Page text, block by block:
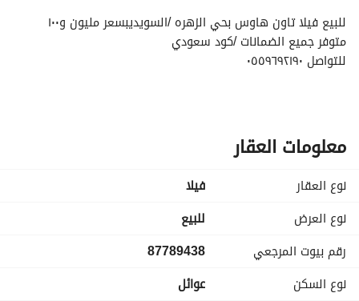
للبيع فيلا تاون هاوس بحي الزهره /السويديبسعر مليون و١٠٠
متوفر جميع الضمانات /كود سعودي
للتواصل ٠٥٥٩٦٩٢١٩٠
معلومات العقار
نوع العقار
فیلا
نوع العرض
للبيع
رقم بيوت المرجعي
87789438
نوع السكن
عوائل